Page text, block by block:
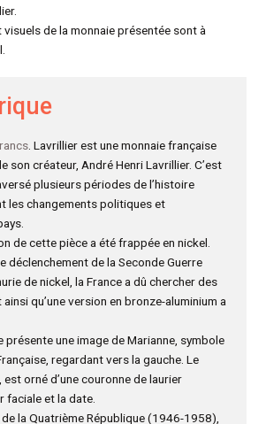
de la monnaie présentée sont à
. Lavrillier est une monnaie française
son créateur, André Henri Lavrillier. C’est
plusieurs périodes de l’histoire
les changements politiques et
de cette pièce a été frappée en nickel.
déclenchement de la Seconde Guerre
de nickel, la France a dû chercher des
qu’une version en bronze-aluminium a
présente une image de Marianne, symbole
regardant vers la gauche. Le
est orné d’une couronne de laurier
faciale et la date.
de la Quatrième République (1946-1958),